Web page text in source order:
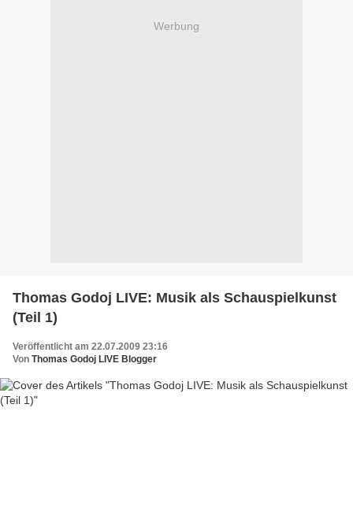
Werbung
Thomas Godoj LIVE: Musik als Schauspielkunst
(Teil 1)
Veröffentlicht am 22.07.2009 23:16
Von Thomas Godoj LIVE Blogger